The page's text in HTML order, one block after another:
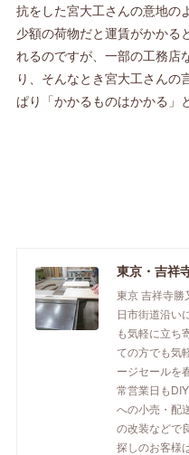
抗をした宮大工さんの意地の
少額の荷物だと運賃がかかる
れるのですが、一部の工務店
り、そんなとき宮大工さんの
ぱり「かかるものはかかる」
東京 吉祥寺勝
日市街道沿い
も気軽に立ち
ての方でも気
ージセールを
常営業日も
への小売・配
の改装などで
探しのお客様